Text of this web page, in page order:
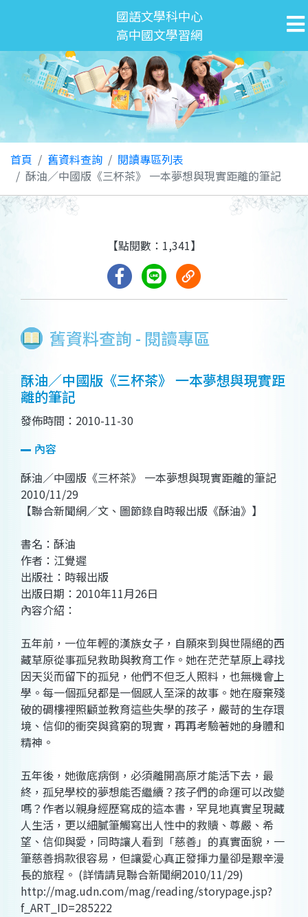
國語文學科中心
高中國文學習網
首頁 舊資料查詢
閱讀專區列表
酥油／中國版《三杯茶》 一本夢想與現實距離的筆記
舊資料查詢 - 閱讀專區
【點閱數：1,341】
酥油／中國版《三杯茶》 一本夢想與現實距
離的筆記
發佈時間：2010-11-30
內容
酥油／中國版《三杯茶》 一本夢想與現實距離的筆記
2010/11/29
【聯合新聞網／文、圖節錄自時報出版《酥油》】
書名：酥油
作者：江覺遲
出版社：時報出版
出版日期：2010年11月26日
內容介紹：
五年前，一位年輕的漢族女子，自願來到與世隔絕的西
藏草原從事孤兒救助與教育工作。她在茫茫草原上尋找
因天災而留下的孤兒，他們不但乏人照料，也無機會上
學。每一個孤兒都是一個感人至深的故事。她在廢棄殘
破的碉樓裡照顧並教育這些失學的孩子，嚴苛的生存環
境、信仰的衝突與貧窮的現實，再再考驗著她的身體和
精神。
五年後，她徹底病倒，必須離開高原才能活下去，最
終，孤兒學校的夢想能否繼續？孩子們的命運可以改變
嗎？作者以親身經歷寫成的這本書，罕見地真實呈現藏
人生活，更以細膩筆觸寫出人性中的救贖、尊嚴、希
望、信仰與愛，同時讓人看到「慈善」的真實面貌，一
筆慈善捐款很容易，但讓愛心真正發揮力量卻是艱辛漫
長的旅程。 (詳情請見聯合新聞網2010/11/29)
http://mag.udn.com/mag/reading/storypage.jsp?
f_ART_ID=285222